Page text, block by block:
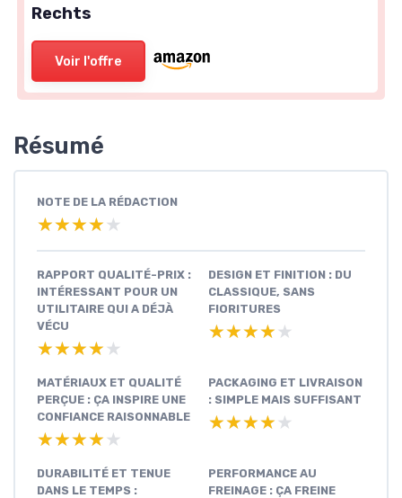
Rechts
Voir l'offre
Résumé
NOTE DE LA RÉDACTION
★★★★★
★★★★★
RAPPORT QUALITÉ-PRIX :
INTÉRESSANT POUR UN
UTILITAIRE QUI A DÉJÀ
VÉCU
★★★★★
★★★★★
DESIGN ET FINITION : DU
CLASSIQUE, SANS
FIORITURES
★★★★★
★★★★★
MATÉRIAUX ET QUALITÉ
PERÇUE : ÇA INSPIRE UNE
CONFIANCE RAISONNABLE
★★★★★
★★★★★
PACKAGING ET LIVRAISON
: SIMPLE MAIS SUFFISANT
★★★★★
★★★★★
DURABILITÉ ET TENUE
DANS LE TEMPS :
PERFORMANCE AU
FREINAGE : ÇA FREINE